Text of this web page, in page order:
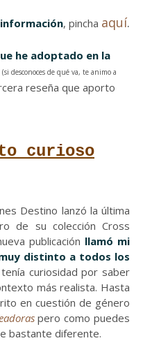
, pincha aquí.
he adoptado en la
(si desconoces de qué va, te animo a
reseña que aporto
curioso
Destino lanzó la última
de su colección Cross
publicación llamó mi
distinto a todos los
curiosidad por saber
más realista. Hasta
en cuestión de género
pero como puedes
bastante diferente.